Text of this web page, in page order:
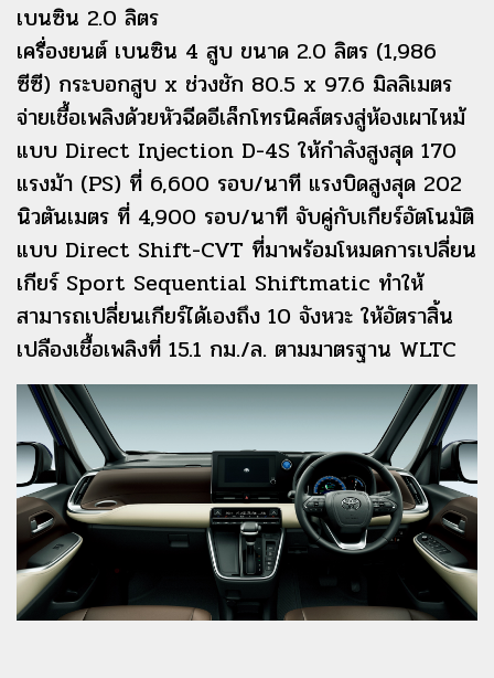
เบนซิน 2.0 ลิตร
เครื่องยนต์ เบนซิน 4 สูบ ขนาด 2.0 ลิตร (1,986
ซีซี) กระบอกสูบ x ช่วงชัก 80.5 x 97.6 มิลลิเมตร
จ่ายเชื้อเพลิงด้วยหัวฉีดอีเล็กโทรนิคส์ตรงสู่ห้องเผาไหม้
แบบ Direct Injection D-4S ให้กำลังสูงสุด 170
แรงม้า (PS) ที่ 6,600 รอบ/นาที แรงบิดสูงสุด 202
นิวตันเมตร ที่ 4,900 รอบ/นาที จับคู่กับเกียร์อัตโนมัติ
แบบ Direct Shift-CVT ที่มาพร้อมโหมดการเปลี่ยน
เกียร์ Sport Sequential Shiftmatic ทำให้
สามารถเปลี่ยนเกียร์ได้เองถึง 10 จังหวะ ให้อัตราสิ้น
เปลืองเชื้อเพลิงที่ 15.1 กม./ล. ตามมาตรฐาน WLTC